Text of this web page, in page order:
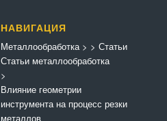
НАВИГАЦИЯ
Металлообработка>
Статьи металлообработка
> Статьи
>
Влияние геометрии
инструмента на процесс резки
металлов